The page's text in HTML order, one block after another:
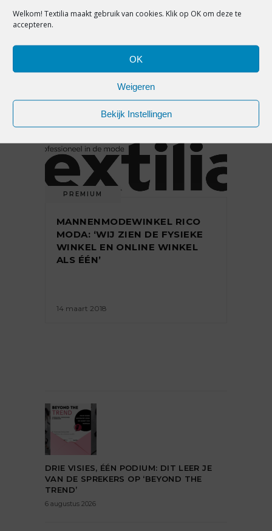
Welkom! Textilia maakt gebruik van cookies. Klik op OK om deze te
accepteren.
OK
Weigeren
Bekijk Instellingen
ING: ‘OMZET DETAILHANDEL
WINKELSTRAAT’
1 juni 2018
PREMIUM
MANNENMODEWINKEL RICO
MODA: ‘WIJ ZIEN DE FYSIEKE
WINKEL EN ONLINE WINKEL
ALS ÉÉN’
14 maart 2018
DRIE VISIES, ÉÉN PODIUM: DIT LEER JE
VAN DE SPREKERS OP ‘BEYOND THE
TREND’
6 augustus 2026